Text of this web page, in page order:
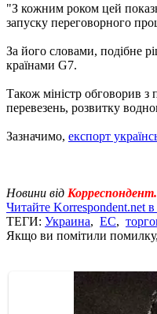
"З кожним роком цей
запуску переговорного
За його словами, подібне
країнами G7.
Також міністр обговорив з
перевезень, розвитку
Зазначимо, експорт
Новини від
Читайте Korrespondent.net
ТЕГИ: Украина, ЕС,
Якщо ви помітили помилку,